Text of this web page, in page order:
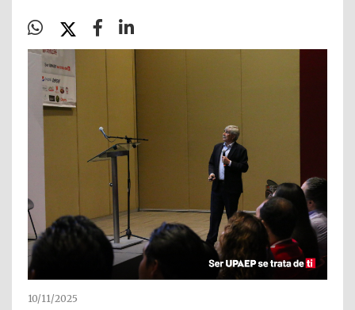
10/11/2025